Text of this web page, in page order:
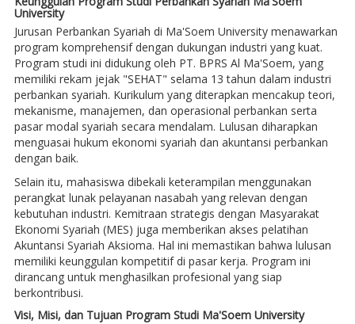
University
Jurusan Perbankan Syariah di Ma'Soem University menawarkan
program komprehensif dengan dukungan industri yang kuat.
Program studi ini didukung oleh PT. BPRS Al Ma'Soem, yang
memiliki rekam jejak "SEHAT" selama 13 tahun dalam industri
perbankan syariah. Kurikulum yang diterapkan mencakup teori,
mekanisme, manajemen, dan operasional perbankan serta
pasar modal syariah secara mendalam. Lulusan diharapkan
menguasai hukum ekonomi syariah dan akuntansi perbankan
dengan baik.
Selain itu, mahasiswa dibekali keterampilan menggunakan
perangkat lunak pelayanan nasabah yang relevan dengan
kebutuhan industri. Kemitraan strategis dengan Masyarakat
Ekonomi Syariah (MES) juga memberikan akses pelatihan
Akuntansi Syariah Aksioma. Hal ini memastikan bahwa lulusan
memiliki keunggulan kompetitif di pasar kerja. Program ini
dirancang untuk menghasilkan profesional yang siap
berkontribusi.
Visi, Misi, dan Tujuan Program Studi Ma'Soem University